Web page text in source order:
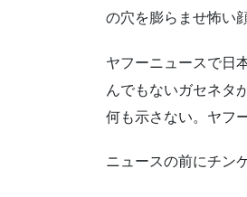
の穴を膨らませ怖い
ヤフーニュースで日
んでもないガセネタ
何も示さない。ヤフ
ニュースの前にチン